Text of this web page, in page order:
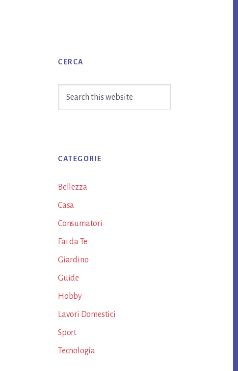
Primary
Sidebar
CERCA
CATEGORIE
Bellezza
Casa
Consumatori
Fai da Te
Giardino
Guide
Hobby
Lavori Domestici
Sport
Tecnologia